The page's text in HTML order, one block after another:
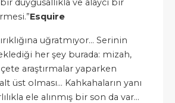
bir duygusallıkla ve alaycı bir
Esquire
uğratmıyor… Serinin
her şey burada: mizah,
araştırmalar yaparken
üst olması… Kahkahaların yanı
ele alınmış bir son da var…